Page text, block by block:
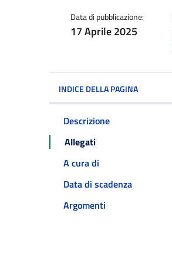
Data di pubblicazione:
17 Aprile 2025
INDICE DELLA PAGINA
Descrizione
Allegati
A cura di
Data di scadenza
Argomenti